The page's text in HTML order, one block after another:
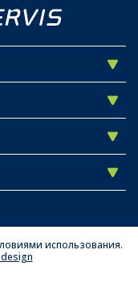
использования.